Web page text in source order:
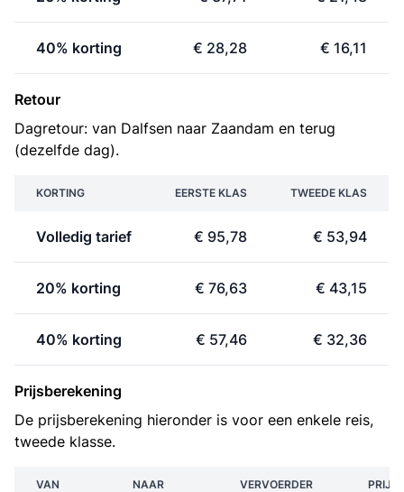
40% korting € 28,28 € 16,11
Retour
Dagretour: van Dalfsen naar Zaandam en terug
(dezelfde dag).
KORTING EERSTE KLAS TWEEDE KLAS
Volledig tarief € 95,78 € 53,94
20% korting € 76,63 € 43,15
40% korting € 57,46 € 32,36
Prijsberekening
De prijsberekening hieronder is voor een enkele reis,
tweede klasse.
VAN NAAR VERVOERDER PRIJS